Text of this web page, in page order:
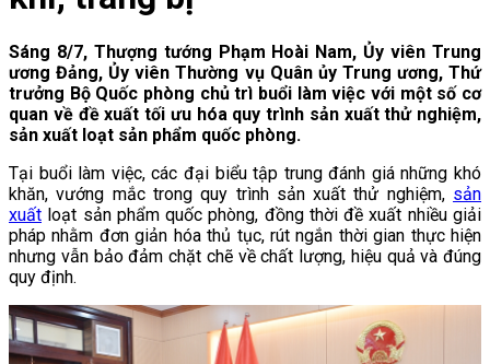
Sáng 8/7, Thượng tướng Phạm Hoài Nam, Ủy viên Trung
ương Đảng, Ủy viên Thường vụ Quân ủy Trung ương, Thứ
trưởng Bộ Quốc phòng chủ trì buổi làm việc với một số cơ
quan về đề xuất tối ưu hóa quy trình sản xuất thử nghiệm,
sản xuất loạt sản phẩm quốc phòng.
Tại buổi làm việc, các đại biểu tập trung đánh giá những khó
khăn, vướng mắc trong quy trình sản xuất thử nghiệm, sản
xuất loạt sản phẩm quốc phòng, đồng thời đề xuất nhiều giải
pháp nhằm đơn giản hóa thủ tục, rút ngắn thời gian thực hiện
nhưng vẫn bảo đảm chặt chẽ về chất lượng, hiệu quả và đúng
quy định.